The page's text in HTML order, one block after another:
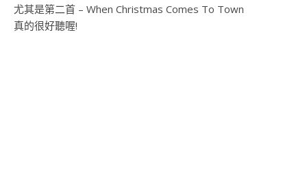
尤其是第二首 – When Christmas Comes To Town
真的很好聽喔!